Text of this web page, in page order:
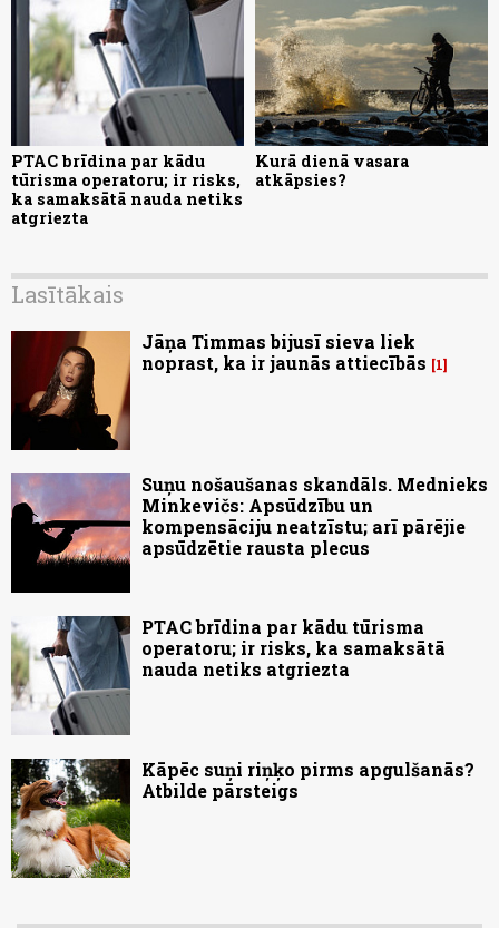
PTAC brīdina par kādu
tūrisma operatoru; ir risks,
ka samaksātā nauda netiks
atgriezta
Kurā dienā vasara
atkāpsies?
Lasītākais
Jāņa Timmas bijusī sieva liek
noprast, ka ir jaunās attiecībās
1
Suņu nošaušanas skandāls. Mednieks
Minkevičs: Apsūdzību un
kompensāciju neatzīstu; arī pārējie
apsūdzētie rausta plecus
PTAC brīdina par kādu tūrisma
operatoru; ir risks, ka samaksātā
nauda netiks atgriezta
Kāpēc suņi riņķo pirms apgulšanās?
Atbilde pārsteigs